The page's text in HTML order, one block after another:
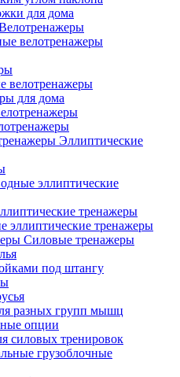
для дома
велотренажеры
велотренажеры
для дома
Эллиптические
эллиптические
тренажеры
эллиптические тренажеры
Силовые тренажеры
под штангу
разных групп мышц
опции
силовых тренировок
грузоблочные